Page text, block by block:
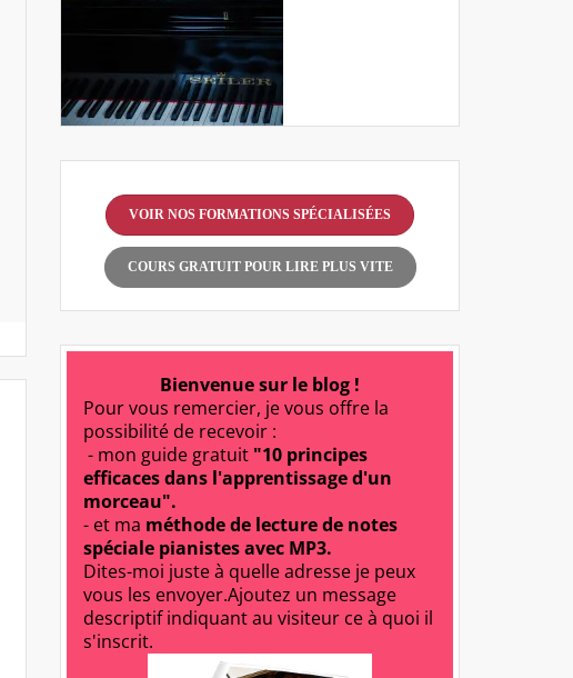
VOIR NOS FORMATIONS SPÉCIALISÉES
COURS GRATUIT POUR LIRE PLUS VITE